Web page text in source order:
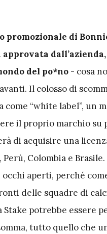
promozionale di
dall’azienda,
del po*no - cosa
Il colosso di
“white label”, un
il proprio marchio su
di acquisire una
Colombia e Brasile.
aperti, perché
delle squadre di
Stake potrebbe essere
tutto quello che